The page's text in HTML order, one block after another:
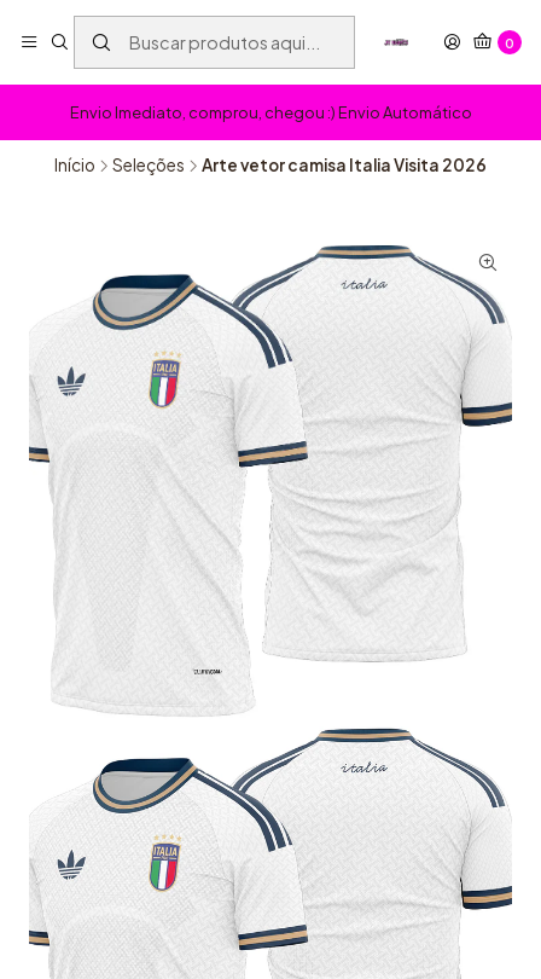
0
Envio Imediato, comprou, chegou :) Envio Automático
Início Seleções Arte vetor camisa Italia Visita 2026